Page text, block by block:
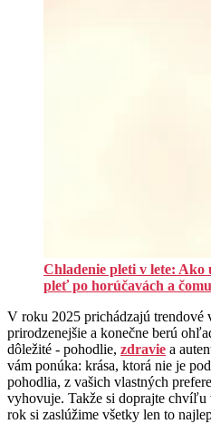
Chladenie pleti v lete:
pleť po horúčavách a
V roku 2025 prichádzajú trendové
prirodzenejšie a konečne berú
dôležité - pohodlie, zdravie a
vám ponúka: krása, ktorá nie je
pohodlia, z vašich vlastných
vyhovuje. Takže si doprajte
rok si zaslúžime všetky len to